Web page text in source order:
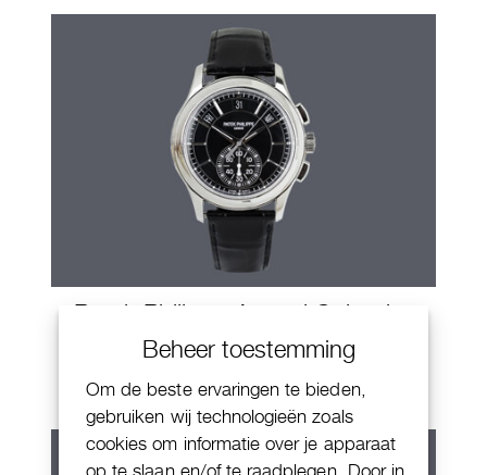
Beheer toestemming
Om de beste ervaringen te bieden,
gebruiken wij technologieën zoals
cookies om informatie over je apparaat
op te slaan en/of te raadplegen. Door in
Patek Philippe Annual Calendar
Chornograaf